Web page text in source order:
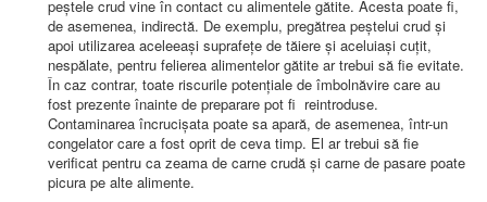
LEGISLAȚIE
ECONOMIC
ACHIZIŢII PUBLICE
BUGET
CONTRACTE C.A.S.
CONTRACTE PROGRAME NAȚIONALE
CHELTUIELI
CONSILIU DE ETICĂ
CONTACT
peștele crud vine în contact cu alimentele gătite. Acesta poate fi,
de asemenea, indirectă. De exemplu, pregătrea peștelui crud și
apoi utilizarea aceleeași suprafețe de tăiere și aceluiași cuțit,
nespălate, pentru felierea alimentelor gătite ar trebui să fie evitate.
În caz contrar, toate riscurile potențiale de îmbolnăvire care au
fost prezente înainte de preparare pot fi reintroduse.
Contaminarea încrucișata poate sa apară, de asemenea, într-un
congelator care a fost oprit de ceva timp. El ar trebui să fie
verificat pentru ca zeama de carne crudă și carne de pasare poate
picura pe alte alimente.